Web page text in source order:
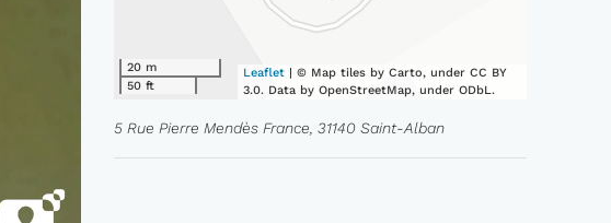
20 m
50 ft
Leaflet | © Map tiles by Carto, under CC BY
3.0. Data by OpenStreetMap, under ODbL.
5 Rue Pierre Mendès France, 31140 Saint-Alban